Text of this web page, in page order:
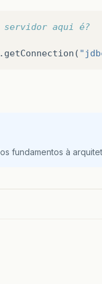
servidor aqui é?
. getConnection (
fundamentos à